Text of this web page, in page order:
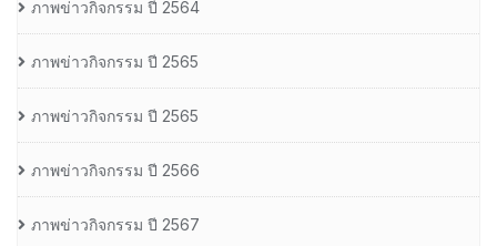
ภาพข่าวกิจกรรม ปี 2564
ภาพข่าวกิจกรรม ปี 2565
ภาพข่าวกิจกรรม ปี 2565
ภาพข่าวกิจกรรม ปี 2566
ภาพข่าวกิจกรรม ปี 2567